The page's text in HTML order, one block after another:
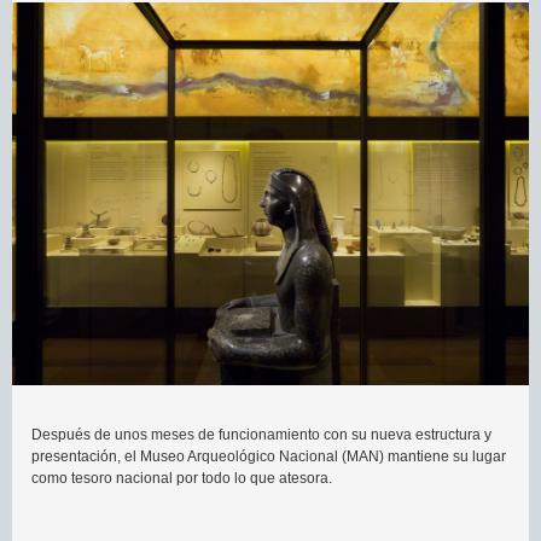
Después de unos meses de funcionamiento con su nueva estructura y
presentación, el Museo Arqueológico Nacional (MAN) mantiene su lugar
como tesoro nacional por todo lo que atesora.